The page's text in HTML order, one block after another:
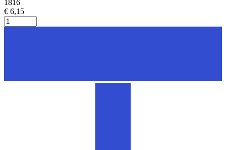
1816
€ 6,15